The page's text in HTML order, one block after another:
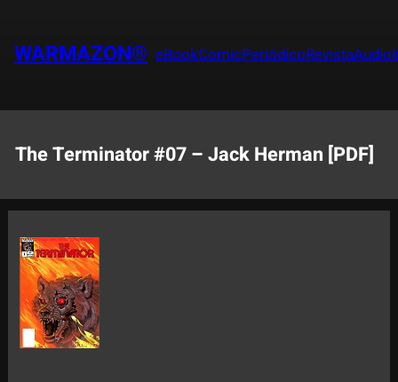
contenido
WARMAZON® eBookComicPeriódicoRevista
The Terminator #07 – Jack Herman [PDF]